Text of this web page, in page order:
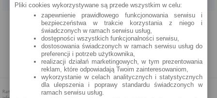
PROGRAM PARTNERSKI O NAS REKLAMA REGULAMIN
POLITYKA PRYWATNOŚCI POLITYKA COOKIES ZASADY PLASOWANIA
Pliki cookies wykorzystywane są przede wszystkim w celu:
zapewnienie prawidłowego funkcjonowania serwisu i
bezpieczeństwa w trakcie korzystania z niego i
świadczonych w ramach serwisu usług,
dostępności wszystkich funkcjonalności serwisu,
dostosowania świadczonych w ramach serwisu usług do
preferencji i potrzeb użytkownika,
realizacji działań marketingowych, w tym prezentowania
reklam, które odpowiadają Twoim zainteresowaniom,
wykorzystanie w celach analitycznych i statystycznych
dla ulepszenia i poprawy standardu świadczonych w
ramach serwisu usług.